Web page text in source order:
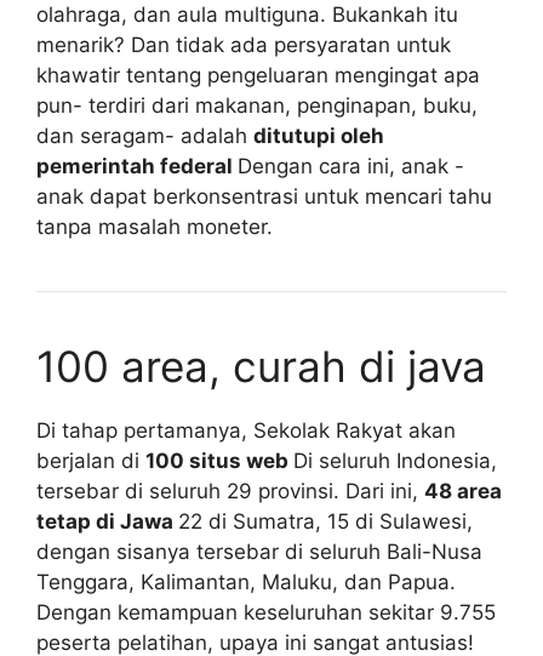
olahraga, dan aula multiguna. Bukankah itu
menarik? Dan tidak ada persyaratan untuk
khawatir tentang pengeluaran mengingat apa
pun- terdiri dari makanan, penginapan, buku,
dan seragam- adalah ditutupi oleh
pemerintah federal Dengan cara ini, anak -
anak dapat berkonsentrasi untuk mencari tahu
tanpa masalah moneter.
100 area, curah di java
Di tahap pertamanya, Sekolak Rakyat akan
berjalan di 100 situs web Di seluruh Indonesia,
tersebar di seluruh 29 provinsi. Dari ini, 48 area
tetap di Jawa 22 di Sumatra, 15 di Sulawesi,
dengan sisanya tersebar di seluruh Bali-Nusa
Tenggara, Kalimantan, Maluku, dan Papua.
Dengan kemampuan keseluruhan sekitar 9.755
peserta pelatihan, upaya ini sangat antusias!